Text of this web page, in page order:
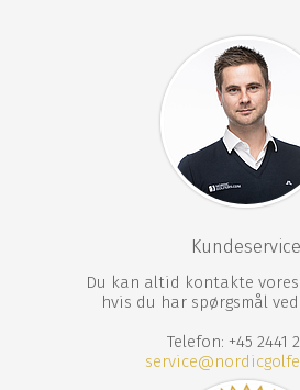
Kundeservice
Du kan altid kontakte
hvis du har spørgsmål
Telefon: +45 2441